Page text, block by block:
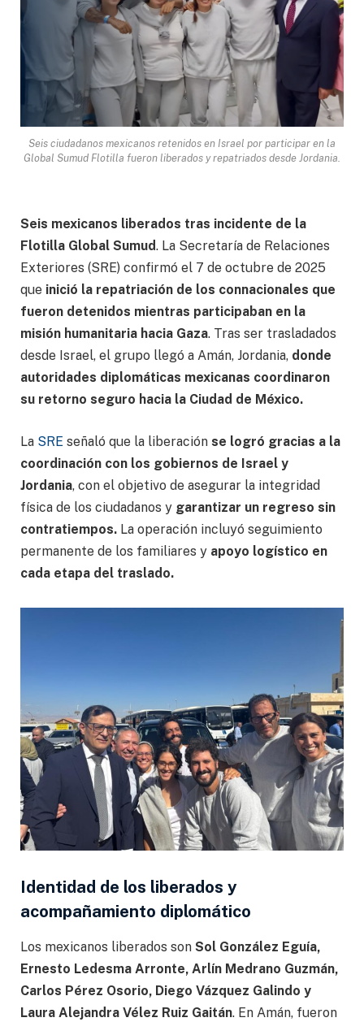
Seis ciudadanos mexicanos retenidos en Israel por participar en la
Global Sumud Flotilla fueron liberados y repatriados desde Jordania.
Seis mexicanos liberados tras incidente de la
Flotilla Global Sumud. La Secretaría de Relaciones
Exteriores (SRE) confirmó el 7 de octubre de 2025
que inició la repatriación de los connacionales que
fueron detenidos mientras participaban en la
misión humanitaria hacia Gaza. Tras ser trasladados
desde Israel, el grupo llegó a Amán, Jordania, donde
autoridades diplomáticas mexicanas coordinaron
su retorno seguro hacia la Ciudad de México.
La SRE señaló que la liberación se logró gracias a la
coordinación con los gobiernos de Israel y
Jordania, con el objetivo de asegurar la integridad
física de los ciudadanos y garantizar un regreso sin
contratiempos. La operación incluyó seguimiento
permanente de los familiares y apoyo logístico en
cada etapa del traslado.
Identidad de los liberados y
acompañamiento diplomático
Los mexicanos liberados son Sol González Eguía,
Ernesto Ledesma Arronte, Arlín Medrano Guzmán,
Carlos Pérez Osorio, Diego Vázquez Galindo y
Laura Alejandra Vélez Ruiz Gaitán. En Amán, fueron